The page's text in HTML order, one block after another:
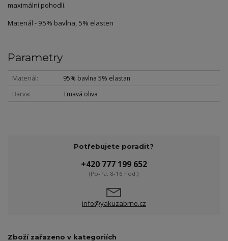
maximální pohodlí.
Materiál - 95% bavlna, 5% elasten
Parametry
Materiál
95% bavlna 5% elastan
Barva
Tmavá oliva
Potřebujete poradit?
+420 777 199 652
(Po-Pá, 8-16 hod.)
info@yakuzabrno.cz
Zboží zařazeno v kategoriích